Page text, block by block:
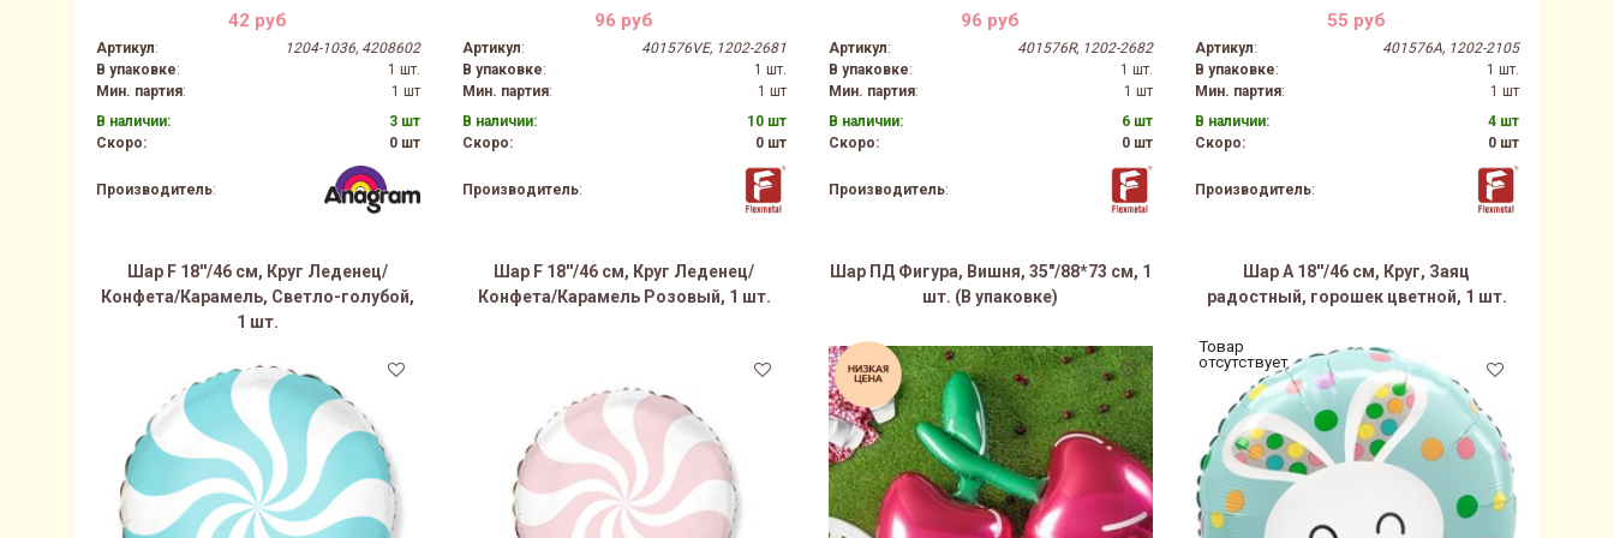
42 руб
Артикул:
1204-1036, 4208602
В упаковке:
1 шт.
Мин. партия:
1 шт
В наличии:
3 шт
Скоро:
0 шт
Производитель:
96 руб
Артикул:
401576VE, 1202-2681
В упаковке:
1 шт.
Мин. партия:
1 шт
В наличии:
10 шт
Скоро:
0 шт
Производитель:
96 руб
Артикул:
401576R, 1202-2682
В упаковке:
1 шт.
Мин. партия:
1 шт
В наличии:
6 шт
Скоро:
0 шт
Производитель:
55 руб
Артикул:
401576A, 1202-2105
В упаковке:
1 шт.
Мин. партия:
1 шт
В наличии:
4 шт
Скоро:
0 шт
Производитель:
Шар F 18''/46 см, Круг Леденец/
Конфета/Карамель, Светло-голубой,
1 шт.
Шар F 18''/46 см, Круг Леденец/
Конфета/Карамель Розовый, 1 шт.
Шар ПД Фигура, Вишня, 35"/88*73 см, 1
шт. (В упаковке)
Шар A 18''/46 см, Круг, Заяц
радостный, горошек цветной, 1 шт.
Товар
отсутствует